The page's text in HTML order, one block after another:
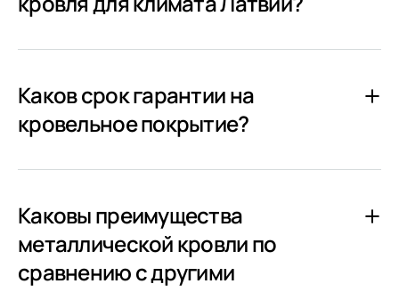
Каков срок гарантии на
кровельное покрытие?
Каковы преимущества
металлической кровли по
сравнению с другими